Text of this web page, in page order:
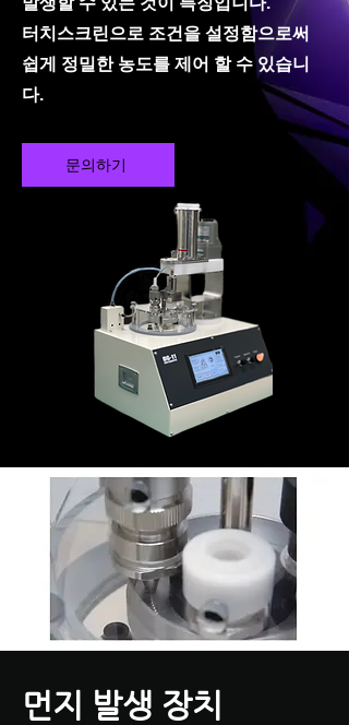
터치스크린으로 조건을 설정함으로써
쉽게 정밀한 농도를 제어 할 수 있습니
다.
문의하기
​먼지 발생 장치